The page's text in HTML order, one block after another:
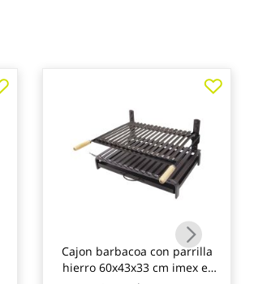
Cajon barbacoa con parrilla
hierro 60x43x33 cm imex el